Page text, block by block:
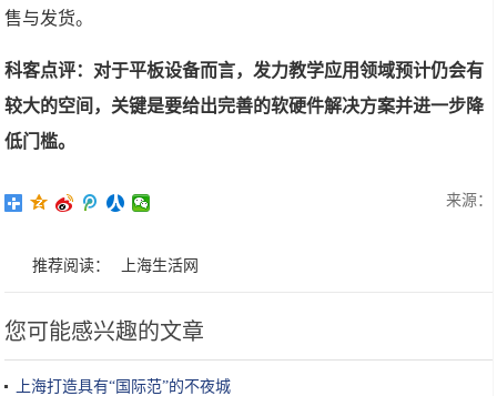
售与发货。
科客点评：对于平板设备而言，发力教学应用领域预计仍会有
较大的空间，关键是要给出完善的软硬件解决方案并进一步降
低门槛。
来源：
推荐阅读： 上海生活网
您可能感兴趣的文章
上海打造具有“国际范”的不夜城